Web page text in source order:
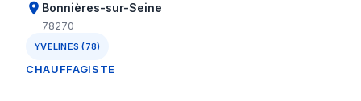
Bonnières-sur-Seine
78270
YVELINES (78)
CHAUFFAGISTE